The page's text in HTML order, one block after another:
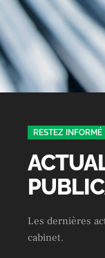
RESTEZ INFORMÉ
Les dernières
cabinet.